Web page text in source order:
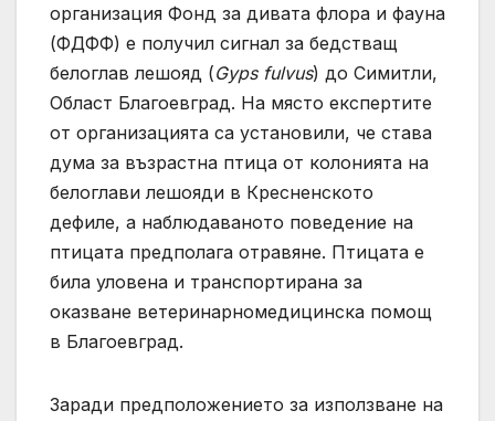
организация Фонд за дивата флора и фауна
(ФДФФ) е получил сигнал за бедстващ
белоглав лешояд (Gyps fulvus) до Симитли,
Област Благоевград. На място експертите
от организацията са установили, че става
дума за възрастна птица от колонията на
белоглави лешояди в Кресненското
дефиле, а наблюдаваното поведение на
птицата предполага отравяне. Птицата е
била уловена и транспортирана за
оказване ветеринарномедицинска помощ
в Благоевград.
Заради предположението за използване на